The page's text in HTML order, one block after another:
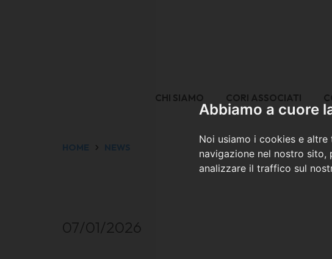
Abbiamo a cuore
Noi usiamo i cookies e
navigazione nel nostro
analizzare il traffico sul
CHI SIAMO CORI ASSOCIATI
HOME NEWS
07/01/2026